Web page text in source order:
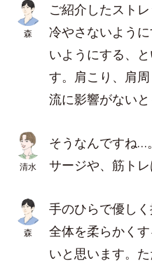
森
ご紹介したスト
冷やさないよう
いようにする、
す。肩こり、肩
流に影響がないと
清水
そうなんですね…
サージや、筋ト
森
手のひらで優し
全体を柔らかく
いと思います。